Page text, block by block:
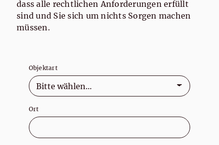
dass alle rechtlichen Anforderungen erfüllt
sind und Sie sich um nichts Sorgen machen
müssen.
Objektart
Ort